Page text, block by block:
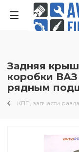
Задняя
коробки ВАЗ
рядным
КПП, запчасти